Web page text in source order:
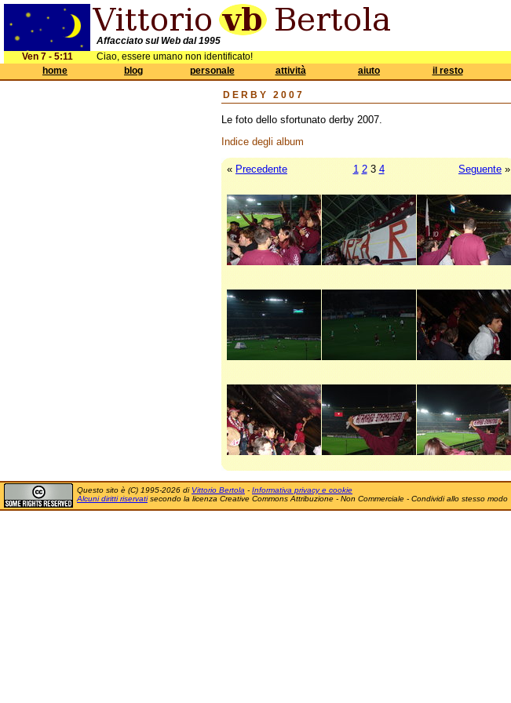
Affacciato sul Web dal 1995
Ven 7 - 5:11
Ciao, essere umano non identificato!
home
blog personale attività aiuto il resto
DERBY 2007
Le foto dello sfortunato derby 2007.
Indice degli album
« Precedente Seguente »
1 23 4
Questo sito è (C) 1995-2026 di Vittorio Bertola - Informativa privacy e cookie
Alcuni diritti riservatisecondo la licenza Creative Commons Attribuzione - Non Commerciale - Condividi allo stesso modo